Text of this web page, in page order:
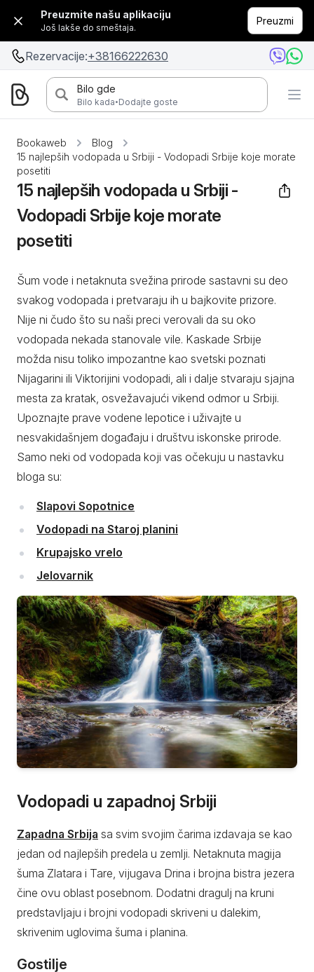
Preuzmite našu aplikaciju
Još lakše do smeštaja.
Preuzmi
Rezervacije:+38166222630
Bilo gde
Bilo kada·Dodajte goste
Bookaweb
Blog
15 najlepših vodopada u Srbiji - Vodopadi Srbije koje morate
posetiti
15 najlepših vodopada u Srbiji -
Vodopadi Srbije koje morate
posetiti
Šum vode i netaknuta svežina prirode sastavni su deo
svakog vodopada i pretvaraju ih u bajkovite prizore.
Nije ni čudo što su naši preci verovali da su oko
vodopada nekada stanovale vile. Kaskade Srbije
možda nisu toliko impozantne kao svetski poznati
Nijagarini ili Viktorijini vodopadi, ali i dalje stvaraju sjajna
mesta za kratak, osvežavajući vikend odmor u Srbiji.
Upoznajte prave vodene lepotice i uživajte u
nesvakidašnjem događaju i društvu iskonske prirode.
Samo neki od vodopada koji vas očekuju u nastavku
bloga su:
Slapovi Sopotnice
Vodopadi na Staroj planini
Krupajsko vrelo
Jelovarnik
Vodopadi u zapadnoj Srbiji
Zapadna Srbija sa svim svojim čarima izdavaja se kao
jedan od najlepših predela u zemlji. Netaknuta magija
šuma Zlatara i Tare, vijugava Drina i brojna bistra jezera
čine ovu oblast posebnom. Dodatni dragulj na kruni
predstavljaju i brojni vodopadi skriveni u dalekim,
skrivenim uglovima šuma i planina.
Gostilje